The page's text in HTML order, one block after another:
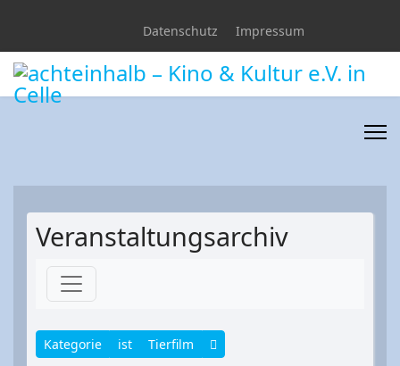
Impressum
Datenschutz
Veranstaltungsarchiv
Kategorie ist Tierfilm